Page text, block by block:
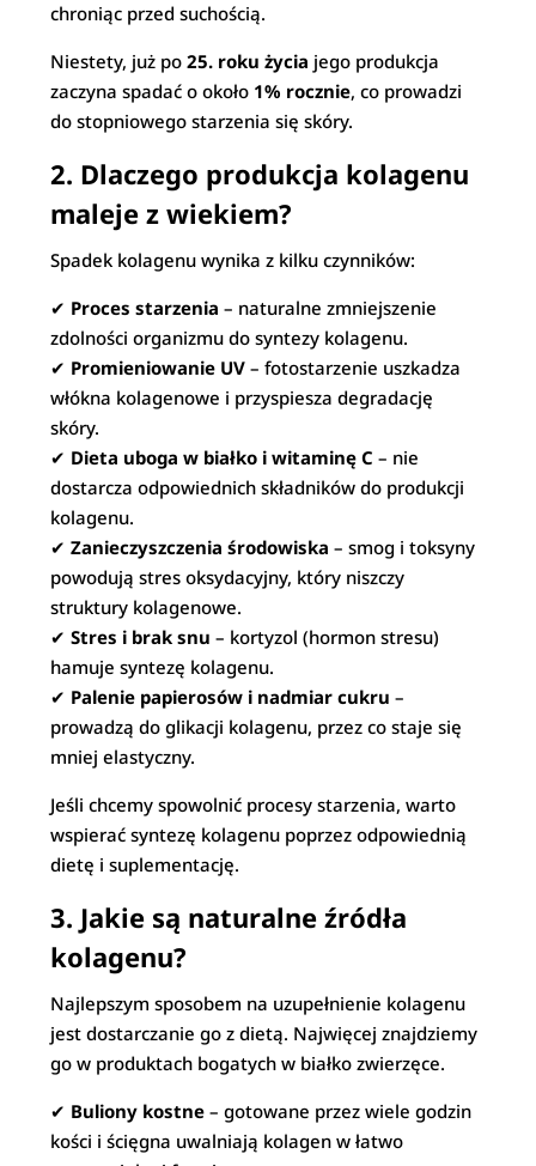
chroniąc przed suchością.
Niestety, już po25. roku życia jego produkcja
zaczyna spadać o około 1% rocznie, co prowadzi
do stopniowego starzenia się skóry.
2. Dlaczego produkcja kolagenu
maleje z wiekiem?
Spadek kolagenu wynika z kilku czynników:
✔ Proces starzenia – naturalne zmniejszenie
zdolności organizmu do syntezy kolagenu.
✔ Promieniowanie UV – fotostarzenie uszkadza
włókna kolagenowe i przyspiesza degradację
skóry.
✔ Dieta uboga w białko i witaminę C – nie
dostarcza odpowiednich składników do produkcji
kolagenu.
✔Zanieczyszczenia środowiska – smog i toksyny
powodują stres oksydacyjny, który niszczy
struktury kolagenowe.
✔Stres i brak snu – kortyzol (hormon stresu)
hamuje syntezę kolagenu.
✔ Palenie papierosów i nadmiar cukru –
prowadzą do glikacji kolagenu, przez co staje się
mniej elastyczny.
Jeśli chcemy spowolnić procesy starzenia, warto
wspierać syntezę kolagenu poprzez odpowiednią
dietę i suplementację.
3. Jakie są naturalne źródła
kolagenu?
Najlepszym sposobem na uzupełnienie kolagenu
jest dostarczanie go z dietą. Najwięcej znajdziemy
go w produktach bogatych w białko zwierzęce.
✔ Buliony kostne – gotowane przez wiele godzin
kości i ścięgna uwalniają kolagen w łatwo